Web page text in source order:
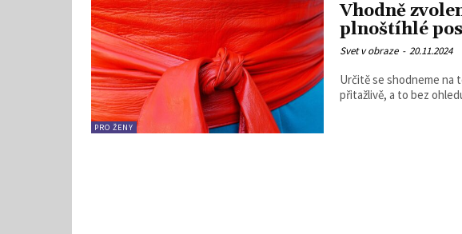
PRO ŽENY
Vhodně
plnoštíhlé
Svet v obraze - 20.11.2024
Určitě se shodneme na
přitažlivě, a to bez